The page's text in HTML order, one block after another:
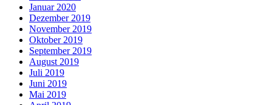
Januar 2020
Dezember 2019
November 2019
Oktober 2019
September 2019
August 2019
Juli 2019
Juni 2019
Mai 2019